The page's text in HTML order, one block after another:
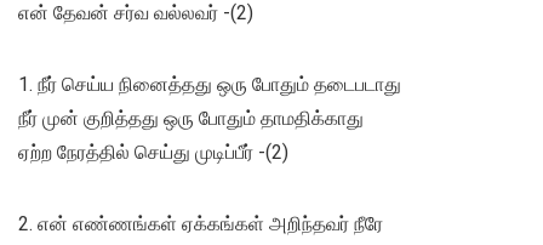
என் தேவன் சர்வ வல்லவர் -(2)
1. நீர் செய்ய நினைத்தது ஒரு போதும் தடைபடாது
நீர் முன் குறித்தது ஒரு போதும் தாமதிக்காது
ஏற்ற நேரத்தில் செய்து முடிப்பீர் -(2)
2. என் எண்ணங்கள் ஏக்கங்கள் அறிந்தவர் நீரே